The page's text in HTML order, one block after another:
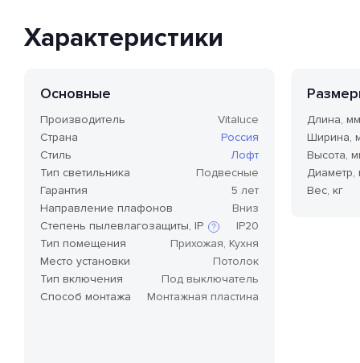
Характеристики
Основные
Производитель
Vitaluce
Страна
Россия
Стиль
Лофт
Тип светильника
Подвесные
Гарантия
5 лет
Направление плафонов
Вниз
Степень пылевлагозащиты, IP
Степень защиты по стандарту IP,
или степень защиты оболочки
по классификации Ingress
IP20
Тип помещения
Прихожая, Кухня
Место установки
Потолок
Тип включения
Под выключатель
Способ монтажа
Монтажная пластина
Длина, мм
Ширина,
Высота,
Диаметр,
Вес, кг